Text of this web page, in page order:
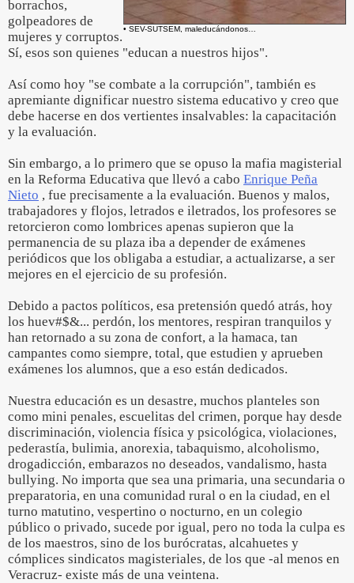
• SEV-SUTSEM, maleducándonos…
borrachos,
golpeadores de
mujeres y corruptos.
Sí, esos son quienes "educan a nuestros hijos".
Así como hoy "se combate a la corrupción", también es
apremiante dignificar nuestro sistema educativo y creo que
debe hacerse en dos vertientes insalvables: la capacitación
y la evaluación.
Sin embargo, a lo primero que se opuso la mafia magisterial
en la Reforma Educativa que llevó a cabo Enrique Peña
Nieto , fue precisamente a la evaluación. Buenos y malos,
trabajadores y flojos, letrados e iletrados, los profesores se
retorcieron como lombrices apenas supieron que la
permanencia de su plaza iba a depender de exámenes
periódicos que los obligaba a estudiar, a actualizarse, a ser
mejores en el ejercicio de su profesión.
Debido a pactos políticos, esa pretensión quedó atrás, hoy
los huev#$&... perdón, los mentores, respiran tranquilos y
han retornado a su zona de confort, a la hamaca, tan
campantes como siempre, total, que estudien y aprueben
exámenes los alumnos, que a eso están dedicados.
Nuestra educación es un desastre, muchos planteles son
como mini penales, escuelitas del crimen, porque hay desde
discriminación, violencia física y psicológica, violaciones,
pederastía, bulimia, anorexia, tabaquismo, alcoholismo,
drogadicción, embarazos no deseados, vandalismo, hasta
bullying. No importa que sea una primaria, una secundaria o
preparatoria, en una comunidad rural o en la ciudad, en el
turno matutino, vespertino o nocturno, en un colegio
público o privado, sucede por igual, pero no toda la culpa es
de los maestros, sino de los burócratas, alcahuetes y
cómplices sindicatos magisteriales, de los que -al menos en
Veracruz- existe más de una veintena.